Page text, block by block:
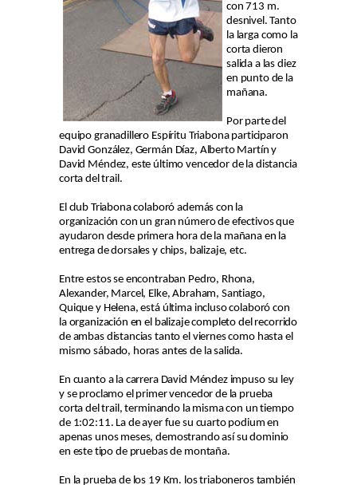
con 713 m.
desnivel. Tanto
la larga como la
corta dieron
salida a las diez
en punto de la
mañana.
Por parte del
equipo granadillero Espíritu Triabona participaron
David González, Germán Díaz, Alberto Martín y
David Méndez, este último vencedor de la distancia
corta del trail.
El club Triabona colaboró además con la
organización con un gran número de efectivos que
ayudaron desde primera hora de la mañana en la
entrega de dorsales y chips, balizaje, etc.
Entre estos se encontraban Pedro, Rhona,
Alexander, Marcel, Elke, Abraham, Santiago,
Quique y Helena, está última incluso colaboró con
la organización en el balizaje completo del recorrido
de ambas distancias tanto el viernes como hasta el
mismo sábado, horas antes de la salida.
En cuanto a la carrera David Méndez impuso su ley
y se proclamo el primer vencedor de la prueba
corta del trail, terminando la misma con un tiempo
de 1:02:11. La de ayer fue su cuarto podium en
apenas unos meses, demostrando así su dominio
en este tipo de pruebas de montaña.
En la prueba de los 19 Km. los triaboneros también